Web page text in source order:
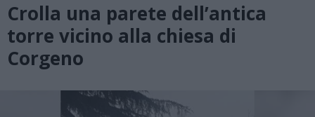
Crolla una parete dell’antica
torre vicino alla chiesa di
Corgeno